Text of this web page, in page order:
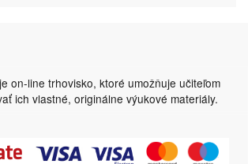
on-line trhovisko, ktoré umožňuje učiteľom
ich vlastné, originálne výukové materiály.